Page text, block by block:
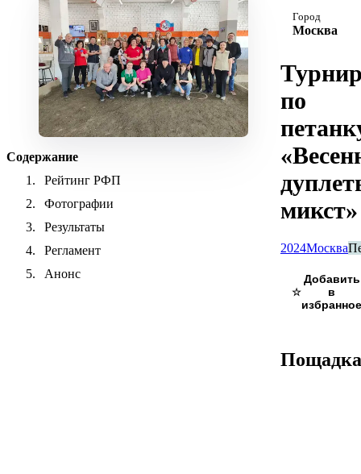
Содержание
Рейтинг РФП
Фотографии
Результаты
Регламент
Анонс
Город
Москва
по
микст»
2024Москва
☆
Пощадка